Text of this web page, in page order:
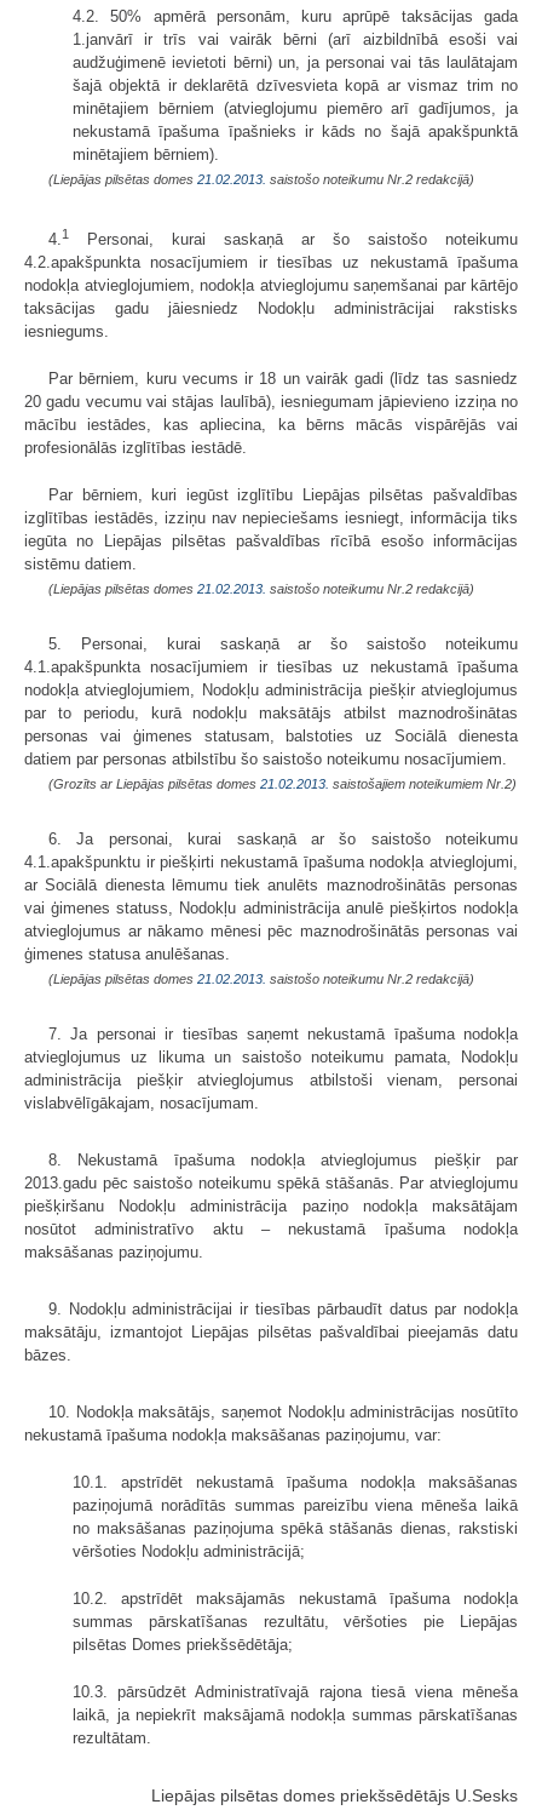
4.2. 50% apmērā personām, kuru aprūpē taksācijas gada
1.janvārī ir trīs vai vairāk bērni (arī aizbildnībā esoši vai
audžuģimenē ievietoti bērni) un, ja personai vai tās laulātajam
šajā objektā ir deklarētā dzīvesvieta kopā ar vismaz trim no
minētajiem bērniem (atvieglojumu piemēro arī gadījumos, ja
nekustamā īpašuma īpašnieks ir kāds no šajā apakšpunktā
minētajiem bērniem).
(Liepājas pilsētas domes 21.02.2013. saistošo noteikumu Nr.2 redakcijā)
4.1
Personai, kurai saskaņā ar šo saistošo noteikumu
4.2.apakšpunkta nosacījumiem ir tiesības uz nekustamā īpašuma
nodokļa atvieglojumiem, nodokļa atvieglojumu saņemšanai par kārtējo
taksācijas gadu jāiesniedz Nodokļu administrācijai rakstisks
iesniegums.
Par bērniem, kuru vecums ir 18 un vairāk gadi (līdz tas sasniedz
20 gadu vecumu vai stājas laulībā), iesniegumam jāpievieno izziņa no
mācību iestādes, kas apliecina, ka bērns mācās vispārējās vai
profesionālās izglītības iestādē.
Par bērniem, kuri iegūst izglītību Liepājas pilsētas pašvaldības
izglītības iestādēs, izziņu nav nepieciešams iesniegt, informācija tiks
iegūta no Liepājas pilsētas pašvaldības rīcībā esošo informācijas
sistēmu datiem.
(Liepājas pilsētas domes 21.02.2013. saistošo noteikumu Nr.2 redakcijā)
5. Personai, kurai saskaņā ar šo saistošo noteikumu
4.1.apakšpunkta nosacījumiem ir tiesības uz nekustamā īpašuma
nodokļa atvieglojumiem, Nodokļu administrācija piešķir atvieglojumus
par to periodu, kurā nodokļu maksātājs atbilst maznodrošinātas
personas vai ģimenes statusam, balstoties uz Sociālā dienesta
datiem par personas atbilstību šo saistošo noteikumu nosacījumiem.
(Grozīts ar Liepājas pilsētas domes 21.02.2013. saistošajiem noteikumiem Nr.2)
6. Ja personai, kurai saskaņā ar šo saistošo noteikumu
4.1.apakšpunktu ir piešķirti nekustamā īpašuma nodokļa atvieglojumi,
ar Sociālā dienesta lēmumu tiek anulēts maznodrošinātās personas
vai ģimenes statuss, Nodokļu administrācija anulē piešķirtos nodokļa
atvieglojumus ar nākamo mēnesi pēc maznodrošinātās personas vai
ģimenes statusa anulēšanas.
(Liepājas pilsētas domes 21.02.2013. saistošo noteikumu Nr.2 redakcijā)
7. Ja personai ir tiesības saņemt nekustamā īpašuma nodokļa
atvieglojumus uz likuma un saistošo noteikumu pamata, Nodokļu
administrācija piešķir atvieglojumus atbilstoši vienam, personai
vislabvēlīgākajam, nosacījumam.
8. Nekustamā īpašuma nodokļa atvieglojumus piešķir par
2013.gadu pēc saistošo noteikumu spēkā stāšanās. Par atvieglojumu
piešķiršanu Nodokļu administrācija paziņo nodokļa maksātājam
nosūtot administratīvo aktu – nekustamā īpašuma nodokļa
maksāšanas paziņojumu.
9. Nodokļu administrācijai ir tiesības pārbaudīt datus par nodokļa
maksātāju, izmantojot Liepājas pilsētas pašvaldībai pieejamās datu
bāzes.
10. Nodokļa maksātājs, saņemot Nodokļu administrācijas nosūtīto
nekustamā īpašuma nodokļa maksāšanas paziņojumu, var:
10.1. apstrīdēt nekustamā īpašuma nodokļa maksāšanas
paziņojumā norādītās summas pareizību viena mēneša laikā
no maksāšanas paziņojuma spēkā stāšanās dienas, rakstiski
vēršoties Nodokļu administrācijā;
10.2. apstrīdēt maksājamās nekustamā īpašuma nodokļa
summas pārskatīšanas rezultātu, vēršoties pie Liepājas
pilsētas Domes priekšsēdētāja;
10.3. pārsūdzēt Administratīvajā rajona tiesā viena mēneša
laikā, ja nepiekrīt maksājamā nodokļa summas pārskatīšanas
rezultātam.
Liepājas pilsētas domes priekšsēdētājs U.Sesks